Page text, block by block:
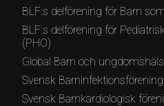
BLF:s delförening för Barn
BLF:s delförening för
(PHO)
Global Barn och
Svensk Barninfektionsförening
Svensk Barnkardiologisk